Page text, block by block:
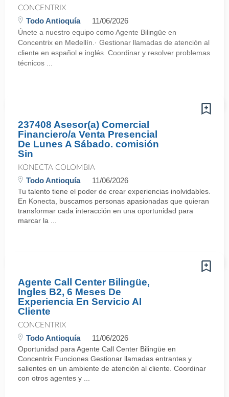
CONCENTRIX
Todo Antioquía 11/06/2026
Únete a nuestro equipo como Agente Bilingüe en
Concentrix en Medellín.· Gestionar llamadas de atención al
cliente en español e inglés. Coordinar y resolver problemas
técnicos ...
237408 Asesor(a) Comercial
Financiero/a Venta Presencial
De Lunes A Sábado. comisión
Sin
KONECTA COLOMBIA
Todo Antioquía 11/06/2026
Tu talento tiene el poder de crear experiencias inolvidables.
En Konecta, buscamos personas apasionadas que quieran
transformar cada interacción en una oportunidad para
marcar la ...
Agente Call Center Bilingüe,
Ingles B2, 6 Meses De
Experiencia En Servicio Al
Cliente
CONCENTRIX
Todo Antioquía 11/06/2026
Oportunidad para Agente Call Center Bilingüe en
Concentrix Funciones Gestionar llamadas entrantes y
salientes en un ambiente de atención al cliente. Coordinar
con otros agentes y ...